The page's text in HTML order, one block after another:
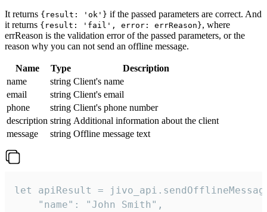
It returns {result: 'ok'} if the passed parameters are correct. And
it returns {result: 'fail', error: errReason}, where
errReason is the validation error of the passed parameters, or the
reason why you can not send an offline message.
Name Type
Description
name
string Client's name
email
string Client's email
phone
string Client's phone number
description string Additional information about the client
message
string Offline message text
let apiResult =
    "name": "John Smith",